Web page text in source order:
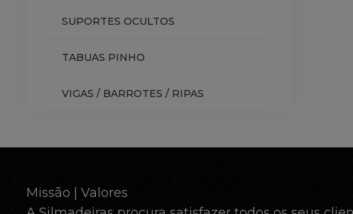
SUPORTES OCULTOS
TABUAS PINHO
VIGAS / BARROTES / RIPAS
Missão | Valores